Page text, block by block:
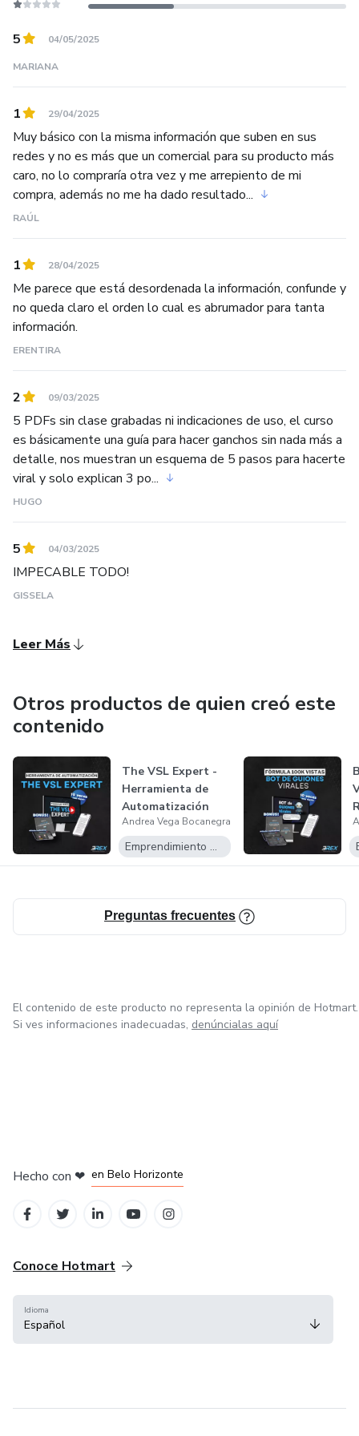
5 04/05/2025
MARIANA
1 29/04/2025
Muy básico con la misma información que suben en sus
redes y no es más que un comercial para su producto más
caro, no lo compraría otra vez y me arrepiento de mi
compra, además no me ha dado resultado...
RAÚL
1 28/04/2025
Me parece que está desordenada la información, confunde y
no queda claro el orden lo cual es abrumador para tanta
información.
ERENTIRA
2 09/03/2025
5 PDFs sin clase grabadas ni indicaciones de uso, el curso
es básicamente una guía para hacer ganchos sin nada más a
detalle, nos muestran un esquema de 5 pasos para hacerte
viral y solo explican 3 po...
HUGO
5 04/03/2025
IMPECABLE TODO!
GISSELA
Leer Más
Otros productos de quien creó este
contenido
The VSL Expert -
Herramienta de
Automatización
Andrea Vega Bocanegra
Emprendimiento Digital
Preguntas frecuentes
El contenido de este producto no representa la opinión de Hotmart.
Si ves informaciones inadecuadas, denúncialas aquí
Hecho con ❤ en Belo Horizonte
Conoce Hotmart
Idioma
Español